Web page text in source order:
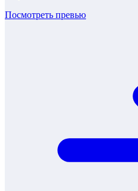
Посмотреть превью